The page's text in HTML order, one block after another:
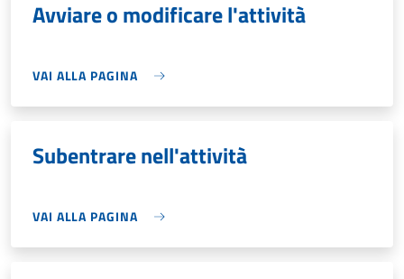
Avviare o modificare l'attività
VAI ALLA PAGINA
Subentrare nell'attività
VAI ALLA PAGINA